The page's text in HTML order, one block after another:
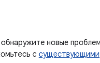
новые
с существующими